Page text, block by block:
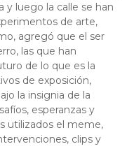
y luego la calle se han
de arte,
agregó que el ser
las que han
de lo que es la
de exposición,
la insignia de la
esperanzas y
utilizados el meme,
clips y